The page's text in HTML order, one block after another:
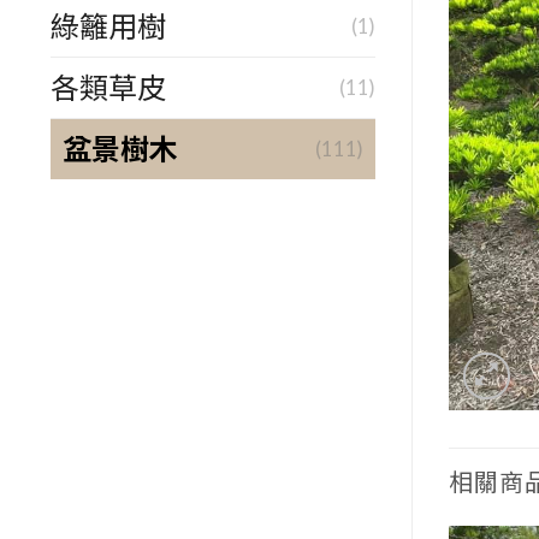
綠籬用樹 (1)
各類草皮 (11)
盆景樹木 (111)
相關商